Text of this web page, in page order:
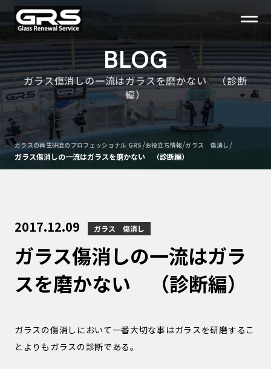
BLOG
ガラス傷消しの一流はガラスを磨かない （診断
編）
ガラスの再生研磨のプロフェッショナル GRS /お役立ち情報/ガラス 傷消し /
ガラス傷消しの一流はガラスを磨かない （診断編）
2017.12.09 ガラス 傷消し
ガラス傷消しの一流はガラ
スを磨かない （診断編）
ガラスの傷消しにおいて一番大切な事はガラスを研磨するこ
とよりもガラスの診断である。